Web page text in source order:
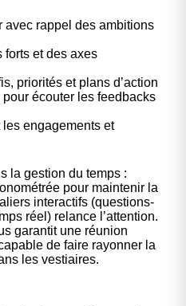
avec rappel des ambitions
forts et des axes
priorités et plans d’action
pour écouter les feedbacks
engagements et
la gestion du temps :
pour maintenir la
interactifs (questions-
réel) relance l’attention.
garantit une réunion
de faire rayonner la
les vestiaires.